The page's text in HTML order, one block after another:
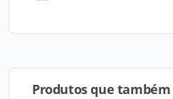
Produtos que